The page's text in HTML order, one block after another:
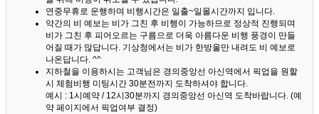
연중무휴로 운행하며 비행시간은 일출~일몰시간까지 입니다.
약간의 비 예보는 비가 그친 후 비행이 가능하므로 정상적 진행되며
비가 그친 후 피어오르는 구름으로 더욱 아름다운 비행 풍경이 만들
어질 때가 많답니다. 기상청에서는 비가 한방울만 내려도 비 예보로
나온답니다. ^^
지하철을 이용하시는 고객님은 경의중앙선 아신역에서 픽업을 원할
시 체험비행 미팅시간 30분전까지 도착하셔야 합니다.
예시 : 1시예약 / 12시30분까지 경의중앙선 아신역 도착바랍니다. (예
약 페이지에서 픽업여부 결정)